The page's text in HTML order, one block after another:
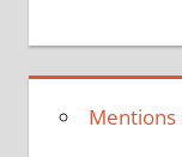
Mentions